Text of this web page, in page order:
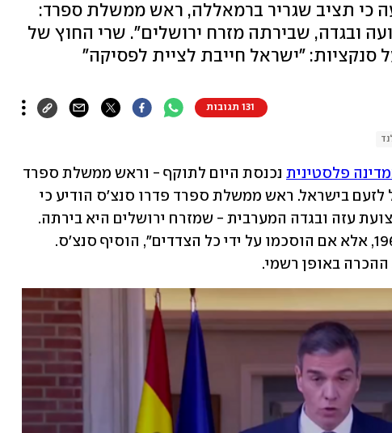
כי תציב שגריר ברמאללה, ראש ממשלת ספרד:
ובגדה, שבירתה מזרח ירושלים". שרי החוץ של
סנקציות: "ישראל חייבת לציית לפסיקה"
131 תגובות
פלסטינית
באופן רשמי.